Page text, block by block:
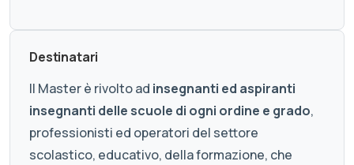
Destinatari
Il Master è rivolto ad insegnanti ed aspiranti
insegnanti delle scuole di ogni ordine e grado,
professionisti ed operatori del settore
scolastico, educativo, della formazione, che